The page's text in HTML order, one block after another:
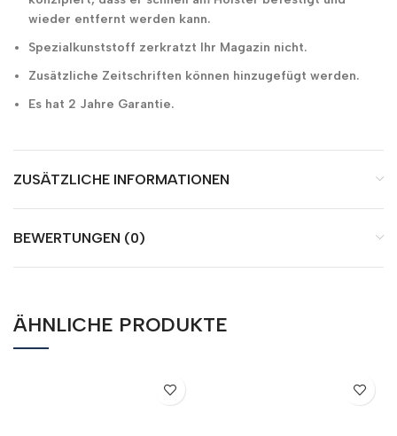
wieder entfernt werden kann.
Spezialkunststoff zerkratzt Ihr Magazin nicht.
Zusätzliche Zeitschriften können hinzugefügt werden.
Es hat 2 Jahre Garantie.
ZUSÄTZLICHE INFORMATIONEN
BEWERTUNGEN (0)
ÄHNLICHE PRODUKTE